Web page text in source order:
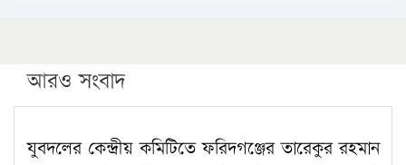
পিএইচডি করছেন কুয়েটের কৃতি…
সারা দেশে বজ্রাঘাতে ১৪ জনের প্রাণহানি
কঠোর হচ্ছে এসএসসি ও এইচএসসি পরীক্ষা
আরও সংবাদ
যুবদলের কেন্দ্রীয় কমিটিতে ফরিদগঞ্জের তারেকুর রহমান